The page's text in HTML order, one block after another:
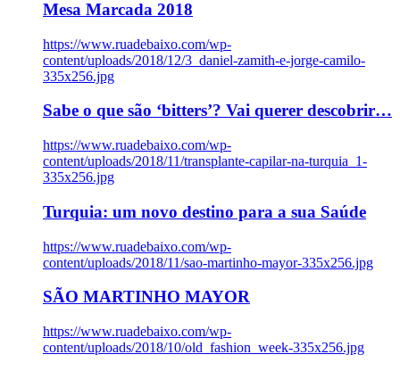
Mesa Marcada 2018
https://www.ruadebaixo.com/wp-
content/uploads/2018/12/3_daniel-zamith-e-jorge-camilo-
335x256.jpg
Sabe o que são ‘bitters’? Vai querer descobrir…
https://www.ruadebaixo.com/wp-
content/uploads/2018/11/transplante-capilar-na-turquia_1-
335x256.jpg
Turquia: um novo destino para a sua Saúde
https://www.ruadebaixo.com/wp-
content/uploads/2018/11/sao-martinho-mayor-335x256.jpg
SÃO MARTINHO MAYOR
https://www.ruadebaixo.com/wp-
content/uploads/2018/10/old_fashion_week-335x256.jpg